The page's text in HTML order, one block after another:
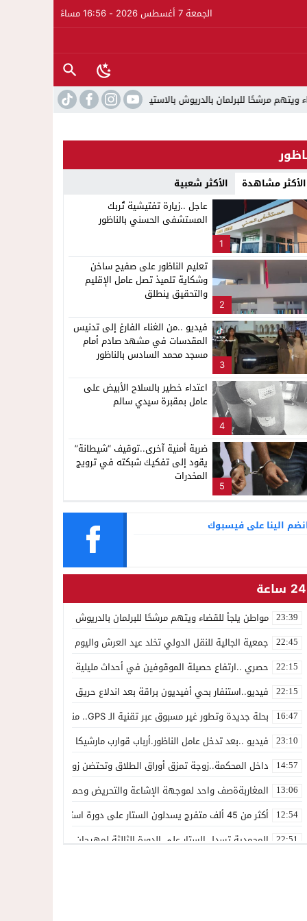
الجمعة 7 أغسطس 2026 - 16:56 مساءً
بالدريوش بالاستيلاء على 22 مليون سنتيم 22:45
الأكثر مشاهدة الأكثر شعبية
1
عاجل ..زيارة تفتيشية تُربك
المستشفى الحسني بالناظور
2
تعليم الناظور على صفيح ساخن
وشكاية تلميذ تصل عامل الإقليم
والتحقيق ينطلق
3
فيديو ..من الغناء الفارغ إلى تدنيس
المقدسات في مشهد صادم أمام
مسجد محمد السادس بالناظور
4
اعتداء خطير بالسلاح الأبيض على
عامل بمقبرة سيدي سالم
5
ضربة أمنية آخرى..توقيف “شيطانة”
يقود إلى تفكيك شبكته في ترويج
المخدرات
الينا على فيسبوك
24 ساعة
23:39 مواطن يلجأ للقضاء ويتهم مرشحًا للبرلمان بالدريوش بالاستيلاء على 22 مليون سنتيم
22:45 جمعية الجالية للنقل الدولي تخلد عيد العرش واليوم الوطني للمهاجر
22:15 حصري ..ارتفاع حصيلة الموقوفين في أحداث مليلية إلى 82 شخصًا وتحقيقات تقود إلى متابعات جنائية ثقيلة
22:15 فيديو..استنفار بحي أفيديون براقة بعد اندلاع حريق داخل ضيعة فلاحية
16:47 بحلة جديدة وتطور غير مسبوق عبر تقنية الـ GPS.. منصة “مرحباناظور” تعزز مكانتها كوجهة أولى لسكان إقليمي الناظور والدريوش
23:10 فيديو ..بعد تدخل عامل الناظور.أرباب قوارب مارشيكا يعلقون احتجاجهم
14:57 داخل المحكمة..زوجة تمزق أوراق الطلاق وتحتضن زوجها في لحظة
13:06 المغاربةةصف واحد لموجهة الإشاعة والتحريض وحملات التضليل
12:54 أكثر من 45 ألف متفرج يسدلون الستار على دورة استثنائية للمهرجان المتوسطي بالناظور
22:51 المحمدية تسدل الستار على الدورة الثالثة لمهرجان العيطة المرساوية